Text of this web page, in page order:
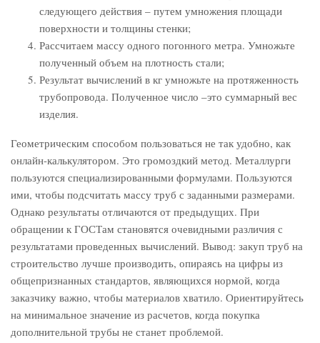
следующего действия – путем умножения площади
поверхности и толщины стенки;
Рассчитаем массу одного погонного метра. Умножьте
полученный объем на плотность стали;
Результат вычислений в кг умножьте на протяженность
трубопровода. Полученное число –это суммарный вес
изделия.
Геометрическим способом пользоваться не так удобно, как
онлайн-калькулятором. Это громоздкий метод. Металлурги
пользуются специализированными формулами. Пользуются
ими, чтобы подсчитать массу труб с заданными размерами.
Однако результаты отличаются от предыдущих. При
обращении к ГОСТам становятся очевидными различия с
результатами проведенных вычислений. Вывод: закуп труб на
строительство лучше производить, опираясь на цифры из
общепризнанных стандартов, являющихся нормой, когда
заказчику важно, чтобы материалов хватило. Ориентируйтесь
на минимальное значение из расчетов, когда покупка
дополнительной трубы не станет проблемой.